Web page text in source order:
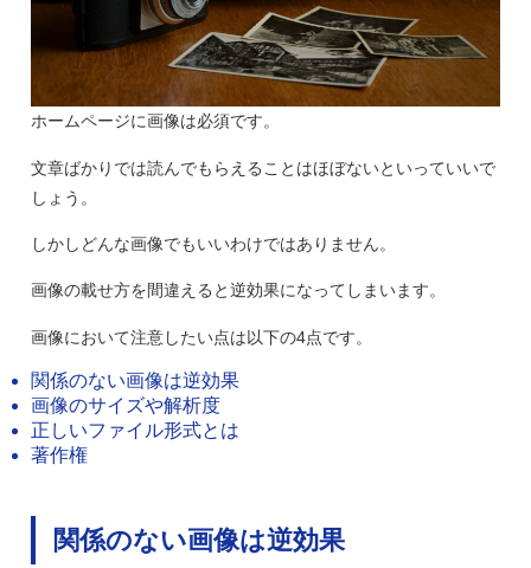
ホームページに画像は必須です。
文章ばかりでは読んでもらえることはほぼないといっていいで
しょう。
しかしどんな画像でもいいわけではありません。
画像の載せ方を間違えると逆効果になってしまいます。
画像において注意したい点は以下の4点です。
関係のない画像は逆効果
画像のサイズや解析度
正しいファイル形式とは
著作権
関係のない画像は逆効果